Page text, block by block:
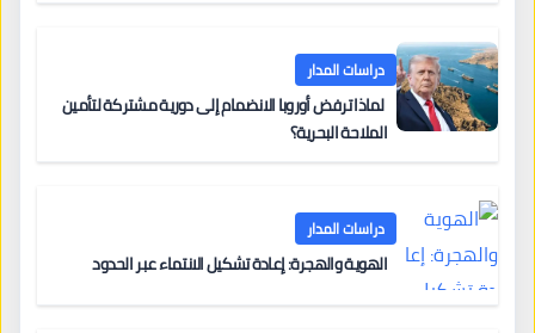
دراسات المدار
لماذا ترفض أوروبا الانضمام إلى دورية مشتركة لتأمين
الملاحة البحرية؟
دراسات المدار
الهوية والهجرة: إعادة تشكيل الانتماء عبر الحدود